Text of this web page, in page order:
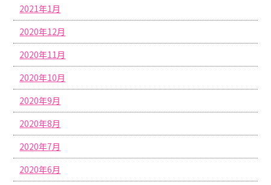
2021年1月
2020年12月
2020年11月
2020年10月
2020年9月
2020年8月
2020年7月
2020年6月